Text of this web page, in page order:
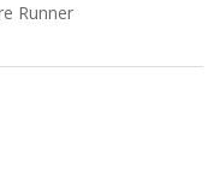
Runner